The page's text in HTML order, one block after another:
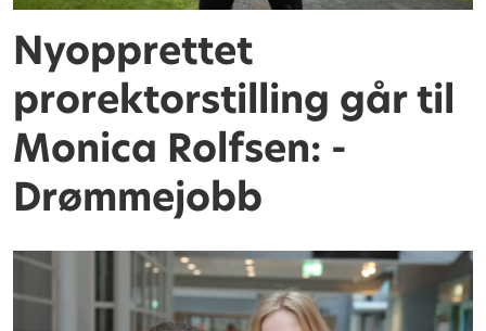
Nyopprettet
prorektorstilling går til
Monica Rolfsen: -
Drømmejobb